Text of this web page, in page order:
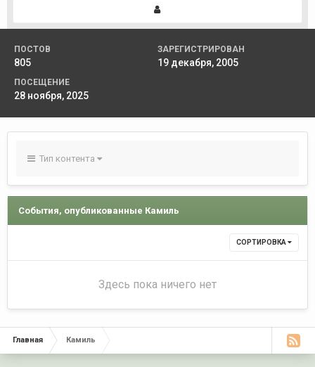
ПОСТОВ
805
ЗАРЕГИСТРИРОВАН
19 декабря, 2005
ПОСЕЩЕНИЕ
28 ноября, 2025
Тип контента
События, опубликованные Камиль
СОРТИРОВКА
Здесь пока ничего нет
Главная Камиль